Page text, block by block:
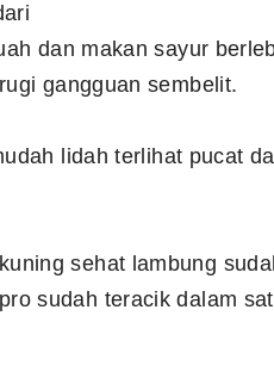
dan makan sayur
gangguan sembelit.
lidah terlihat pucat
sehat lambung
sudah teracik dalam